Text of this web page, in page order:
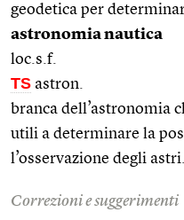
geodetica per
astronomia nautica
loc.s.f.
TS astron.
branca dell’astronomia
utili a determinare la
l’osservazione degli astri.
Correzioni e suggerimenti